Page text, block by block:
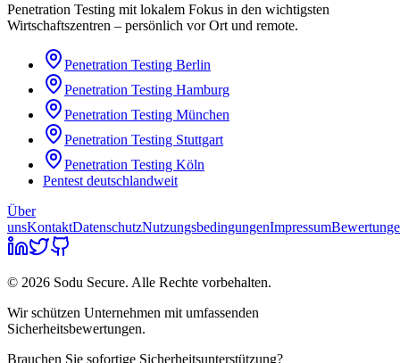
Penetration Testing mit lokalem Fokus in den wichtigsten
Wirtschaftszentren – persönlich vor Ort und remote.
Penetration Testing Berlin
Penetration Testing Hamburg
Penetration Testing München
Penetration Testing Stuttgart
Penetration Testing Köln
Pentest deutschlandweit
Über
unsKontaktDatenschutzNutzungsbedingungenImpressum
© 2026 Sodu Secure. Alle Rechte vorbehalten.
Wir schützen Unternehmen mit umfassenden
Sicherheitsbewertungen.
Brauchen Sie sofortige Sicherheitsunterstützung?